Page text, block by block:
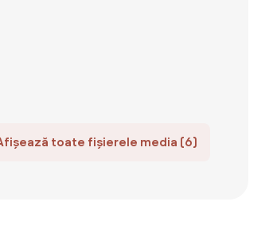
toate fișierele media (6)